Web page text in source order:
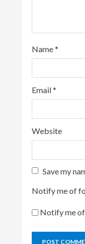
i
n
g
Name*
Email*
Website
Save my
Notify me of
Notify me